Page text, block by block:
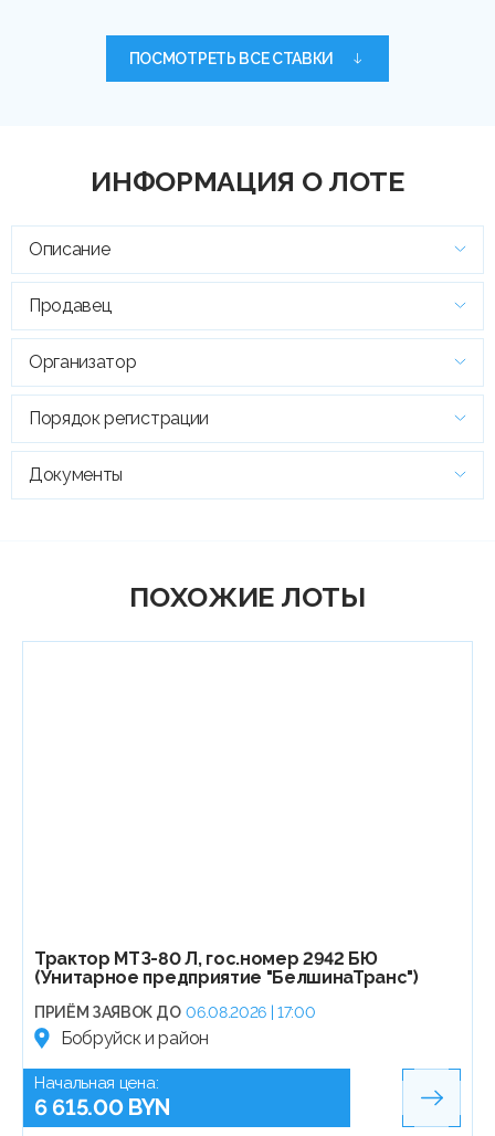
ПОСМОТРЕТЬ ВСЕ СТАВКИ
ИНФОРМАЦИЯ О ЛОТЕ
Описание
Продавец
Организатор
Порядок регистрации
Документы
ПОХОЖИЕ ЛОТЫ
Трактор МТЗ-80 Л, гос.номер 2942 БЮ
(Унитарное предприятие "БелшинаТранс")
ПРИЁМ ЗАЯВОК ДО 06.08.2026 | 17:00
Бобруйск и район
Начальная цена:
6 615.00 BYN